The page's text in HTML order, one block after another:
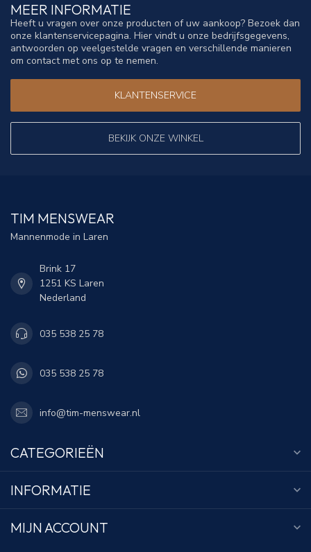
MEER INFORMATIE
Heeft u vragen over onze producten of uw aankoop? Bezoek dan
onze klantenservicepagina. Hier vindt u onze bedrijfsgegevens,
antwoorden op veelgestelde vragen en verschillende manieren
om contact met ons op te nemen.
KLANTENSERVICE
BEKIJK ONZE WINKEL
TIM MENSWEAR
Mannenmode in Laren
Brink 17
1251 KS Laren
Nederland
035 538 25 78
035 538 25 78
info@tim-menswear.nl
CATEGORIEËN
INFORMATIE
MIJN ACCOUNT